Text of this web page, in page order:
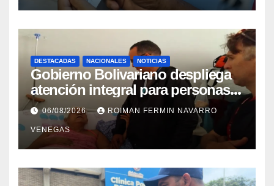
DESTACADAS NACIONALES NOTICIAS
Gobierno Bolivariano despliega
atención integral para personas
con discapacidad en
campamentos de La Guaira
06/08/2026 ROIMAN FERMIN NAVARRO
VENEGAS